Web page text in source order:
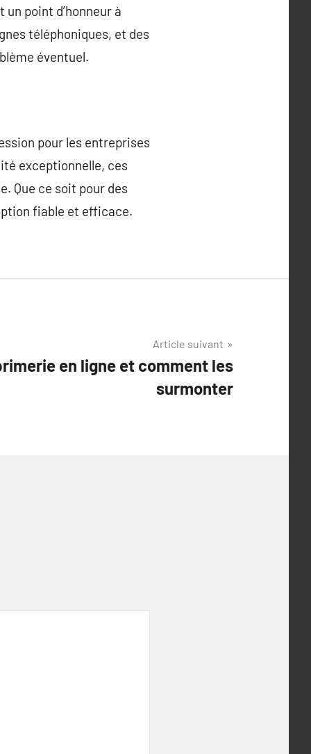
point d’honneur à
téléphoniques, et des
éventuel.
pour les entreprises
exceptionnelle, ces
Que ce soit pour des
fiable et efficace.
Article suivant
en ligne et comment les
surmonter